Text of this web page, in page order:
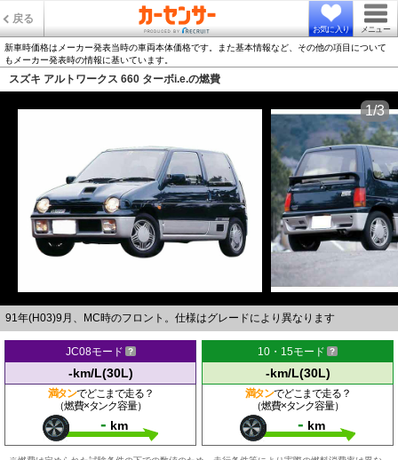
戻る
お気に入り メニュー
新車時価格はメーカー発表当時の車両本体価格です。また基本情報など、その他の項目について
もメーカー発表時の情報に基いています。
スズキ アルトワークス 660 ターボi.e.の燃費
91年(H03)9月、MC時のフロント。仕様はグレードにより異なります
1/3
JC08モード
-km/L(30L)
満タンでどこまで走る？
（燃費×タンク容量）
- km
10・15モード
-km/L(30L)
満タンでどこまで走る？
（燃費×タンク容量）
- km